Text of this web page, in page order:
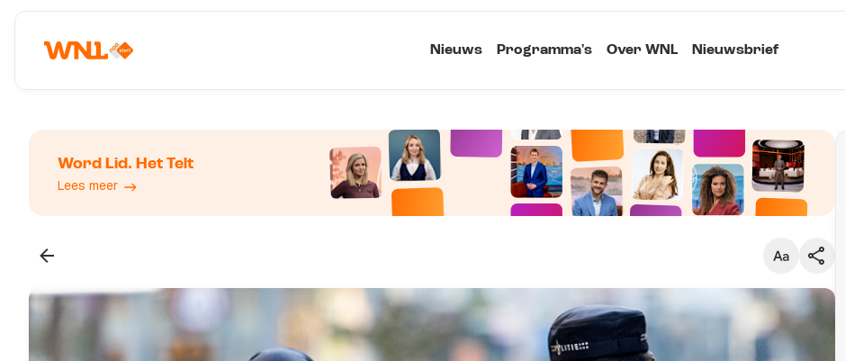
Nieuws Programma's Over WNL Nieuwsbrief
Word Lid. Het Telt
Lees meer
Klein
Kopieer link